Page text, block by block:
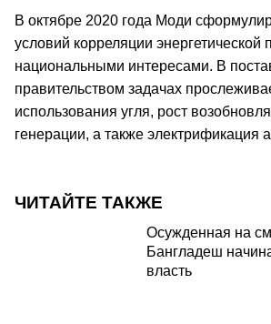
В октябре 2020 года Моди
условий корреляции энергетической
национальными интересами. В
правительством задачах
использования угля, рост
генерации, а также электрификация
ЧИТАЙТЕ ТАКЖЕ
Осужденная на
Бангладеш
власть